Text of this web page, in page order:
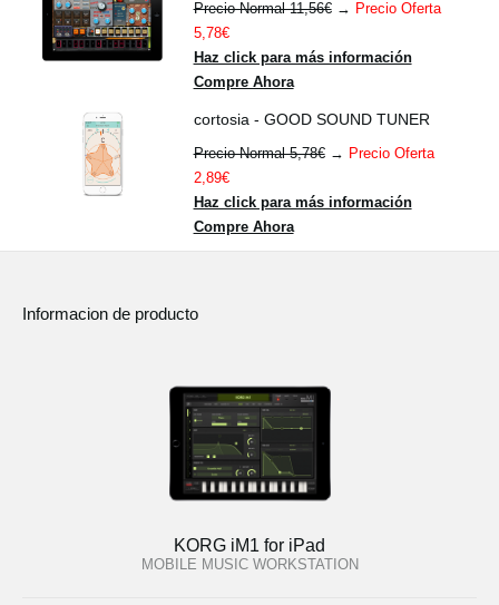
Precio Normal 11,56€→ Precio Oferta
5,78€
Haz click para más información
Compre Ahora
cortosia - GOOD SOUND TUNER
Precio Normal 5,78€→ Precio Oferta
2,89€
Haz click para más información
Compre Ahora
Informacion de producto
KORG iM1 for iPad
MOBILE MUSIC WORKSTATION